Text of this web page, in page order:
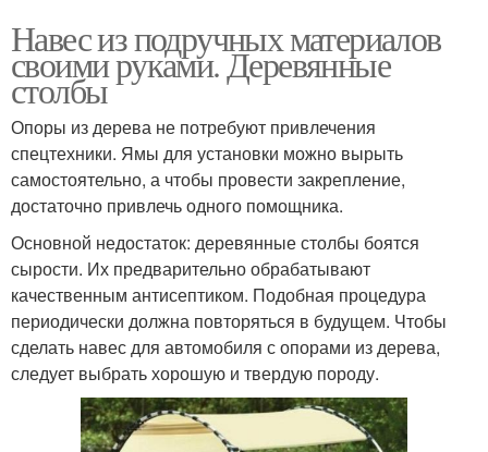
Навес из подручных материалов
своими руками. Деревянные
столбы
Опоры из дерева не потребуют привлечения
спецтехники. Ямы для установки можно вырыть
самостоятельно, а чтобы провести закрепление,
достаточно привлечь одного помощника.
Основной недостаток: деревянные столбы боятся
сырости. Их предварительно обрабатывают
качественным антисептиком. Подобная процедура
периодически должна повторяться в будущем. Чтобы
сделать навес для автомобиля с опорами из дерева,
следует выбрать хорошую и твердую породу.